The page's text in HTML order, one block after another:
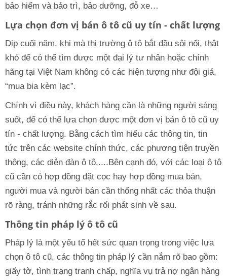
bảo hiểm và bảo trì, bảo dưỡng, đỗ xe…
Lựa chọn đơn vị bán ô tô cũ uy tín - chất lượng
Dịp cuối năm, khi mà thị trường ô tô bắt đầu sôi nổi, thật
khó để có thể tìm được một đại lý tư nhân hoặc chính
hãng tại Việt Nam không có các hiện tượng như đội giá,
“mua bia kèm lạc”.
Chính vì điều này, khách hàng cần là những người sáng
suốt, để có thể lựa chọn được một đơn vị bán ô tô cũ uy
tín - chất lượng. Bằng cách tìm hiểu các thông tin, tin
tức trên các website chính thức, các phương tiện truyền
thông, các diễn đàn ô tô,....Bên cạnh đó, với các loại ô tô
cũ cần có hợp đồng đặt cọc hay hợp đồng mua bán,
người mua và người bán cần thống nhất các thỏa thuận
rõ ràng, tránh những rắc rối phát sinh về sau.
Thông tin pháp lý ô tô cũ
Pháp lý là một yếu tố hết sức quan trọng trong việc lựa
chọn ô tô cũ, các thông tin pháp lý cần nắm rõ bao gồm:
giấy tờ, tình trạng tranh chấp, nghĩa vụ trả nợ ngân hàng